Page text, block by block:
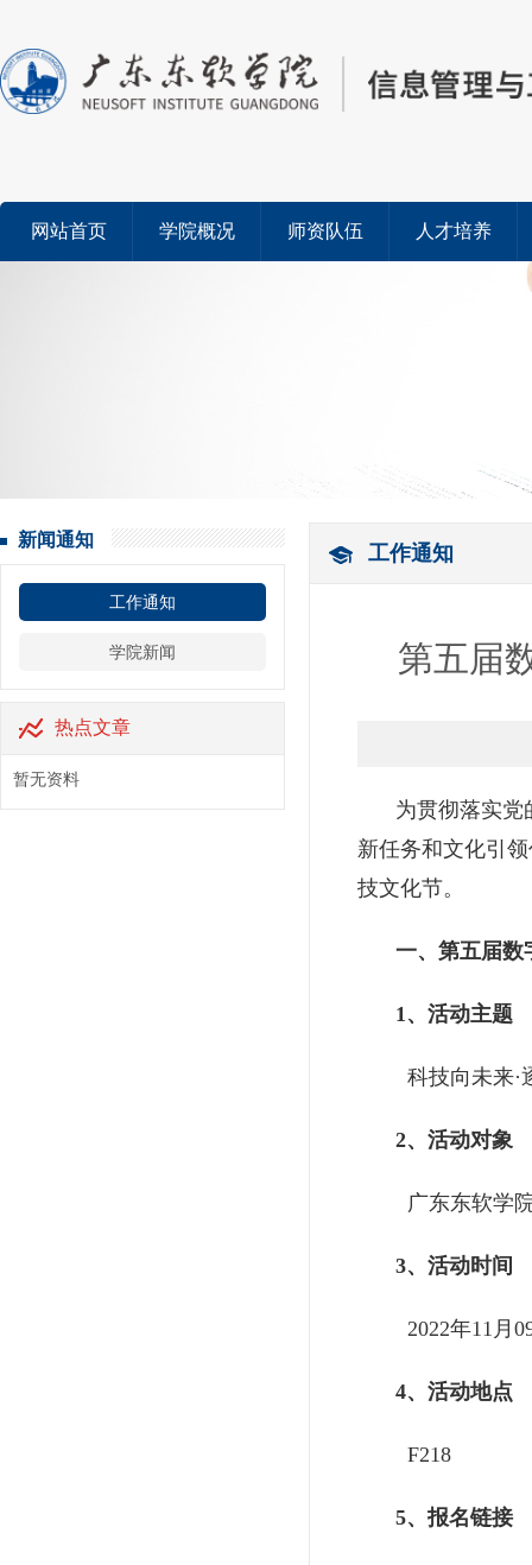
网站首页 学院概况 师资队伍 人才培养
新闻通知
工作通知
学院新闻
热点文章
暂无资料
工作通知
第五届
为贯彻落实党
新任务和文化引
技文化节。
一、第五届数
1、活动主题
科技向未来·
2、活动对象
广东东软学
3、活动时间
2022年11月
4、活动地点
F218
5、报名链接